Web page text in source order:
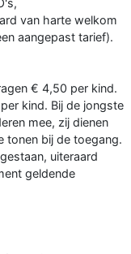
van harte welkom
aangepast tarief).
€ 4,50 per kind.
kind. Bij de jongste
mee, zij dienen
tonen bij de toegang.
uiteraard
geldende